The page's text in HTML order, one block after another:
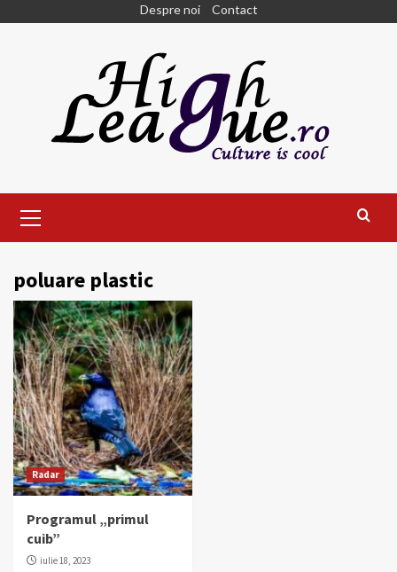
Despre noi Contact
Menu
poluare plastic
Radar
Programul „primul
cuib”
iulie 18, 2023